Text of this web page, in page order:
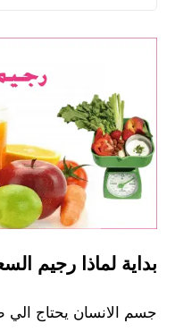
بداية لماذا رجيم
جسم الانسان يحتاج الي